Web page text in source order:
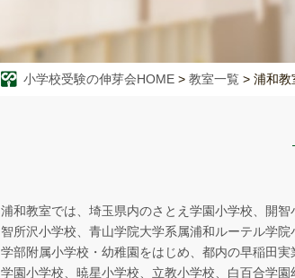
小学校受験の伸芽会HOME > 教室一覧 > 浦和教
浦和教室では、埼玉県内のさとえ学園小学校、開智
智所沢小学校、青山学院大学系属浦和ルーテル学
学部附属小学校・幼稚園をはじめ、都内の早稲田実
学園小学校、暁星小学校、立教小学校、白百合学園